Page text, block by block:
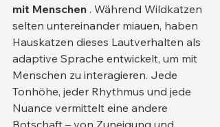
mit Menschen . Während Wildkatzen
selten untereinander miauen, haben
Hauskatzen dieses Lautverhalten als
adaptive Sprache entwickelt, um mit
Menschen zu interagieren. Jede
Tonhöhe, jeder Rhythmus und jede
Nuance vermittelt eine andere
Botschaft – von Zuneigung und